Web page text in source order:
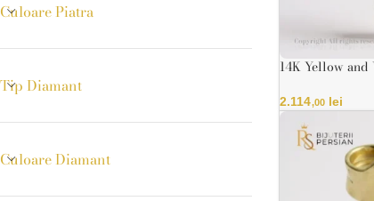
Culoare Piatra
Tip Diamant
Culoare Diamant
14K Yellow
2.114,00lei